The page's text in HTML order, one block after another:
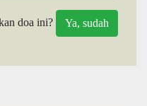
doa ini?